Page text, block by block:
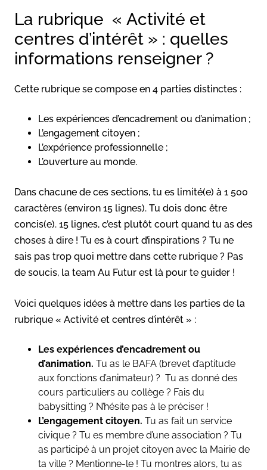
La rubrique « Activité et
centres d’intérêt » : quelles
informations renseigner ?
Cette rubrique se compose en 4 parties distinctes :
Les expériences d’encadrement ou d’animation ;
L’engagement citoyen ;
L’expérience professionnelle ;
L’ouverture au monde.
Dans chacune de ces sections, tu es limité(e) à 1 500
caractères (environ 15 lignes). Tu dois donc être
concis(e). 15 lignes, c’est plutôt court quand tu as des
choses à dire ! Tu es à court d’inspirations ? Tu ne
sais pas trop quoi mettre dans cette rubrique ? Pas
de soucis, la team Au Futur est là pour te guider !
Voici quelques idées à mettre dans les parties de la
rubrique « Activité et centres d’intérêt » :
Les expériences d’encadrement ou
d’animation. Tu as le BAFA (brevet d’aptitude
aux fonctions d’animateur) ? Tu as donné des
cours particuliers au collège ? Fais du
babysitting ? N’hésite pas à le préciser !
L’engagement citoyen. Tu as fait un service
civique ? Tu es membre d’une association ? Tu
as participé à un projet citoyen avec la Mairie de
ta ville ? Mentionne-le ! Tu montres alors, tu as